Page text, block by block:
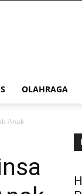
OLAHRAGA
Anak